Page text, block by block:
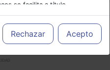
se facilita a título
de los
medicamentos y decidir, en
más adecuado a las
Rechazar Acepto